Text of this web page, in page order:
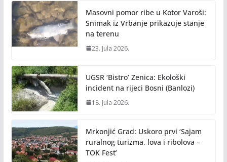
Masovni pomor ribe u Kotor Varoši:
Snimak iz Vrbanje prikazuje stanje
na terenu
23. Jula 2026.
UGSR ‘Bistro’ Zenica: Ekološki
incident na rijeci Bosni (Banlozi)
18. Jula 2026.
Mrkonjić Grad: Uskoro prvi ‘Sajam
ruralnog turizma, lova i ribolova –
TOK Fest’